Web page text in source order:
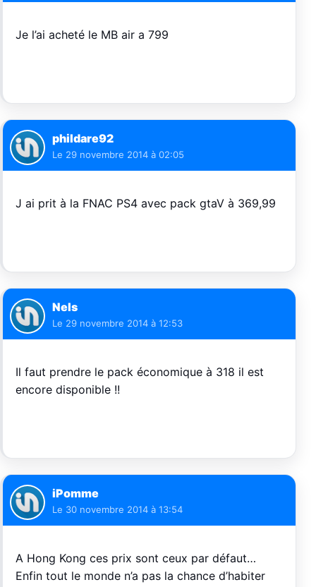
Je l’ai acheté le MB air a 799
phildare92
Le 29 novembre 2014 à 02:05
J ai prit à la FNAC PS4 avec pack gtaV à 369,99
Nels
Le 29 novembre 2014 à 12:53
Il faut prendre le pack économique à 318 il est
encore disponible !!
iPomme
Le 30 novembre 2014 à 13:54
A Hong Kong ces prix sont ceux par défaut…
Enfin tout le monde n’a pas la chance d’habiter